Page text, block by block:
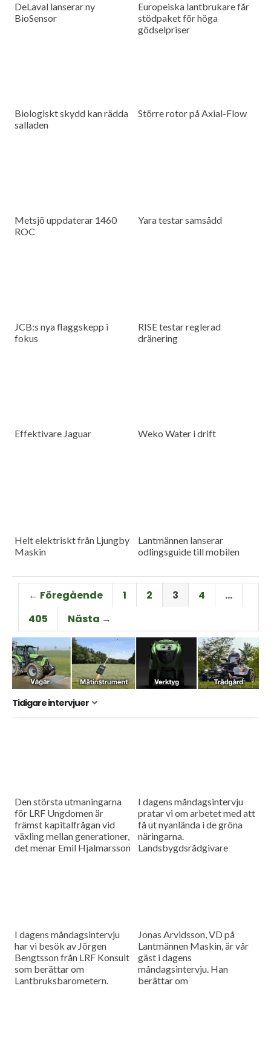
DeLaval lanserar ny
BioSensor
Europeiska lantbrukare får
stödpaket för höga
gödselpriser
Biologiskt skydd kan rädda
salladen
Större rotor på Axial-Flow
Metsjö uppdaterar 1460
ROC
Yara testar samsådd
JCB:s nya flaggskepp i
fokus
RISE testar reglerad
dränering
Effektivare Jaguar Weko Water i drift
Helt elektriskt från Ljungby
Maskin
Lantmännen lanserar
odlingsguide till mobilen
← Föregående 1 2 3 4
…
405
Nästa →
Tidigare intervjuer
Den största utmaningarna
för LRF Ungdomen är
främst kapitalfrågan vid
växling mellan generationer,
det menar Emil Hjalmarsson
I dagens måndagsintervju
pratar vi om arbetet med att
få ut nyanlända i de gröna
näringarna.
Landsbygdsrådgivare
I dagens måndagsintervju
har vi besök av Jörgen
Bengtsson från LRF Konsult
som berättar om
Lantbruksbarometern.
Jonas Arvidsson, VD på
Lantmännen Maskin, är vår
gäst i dagens
måndagsintervju. Han
berättar om